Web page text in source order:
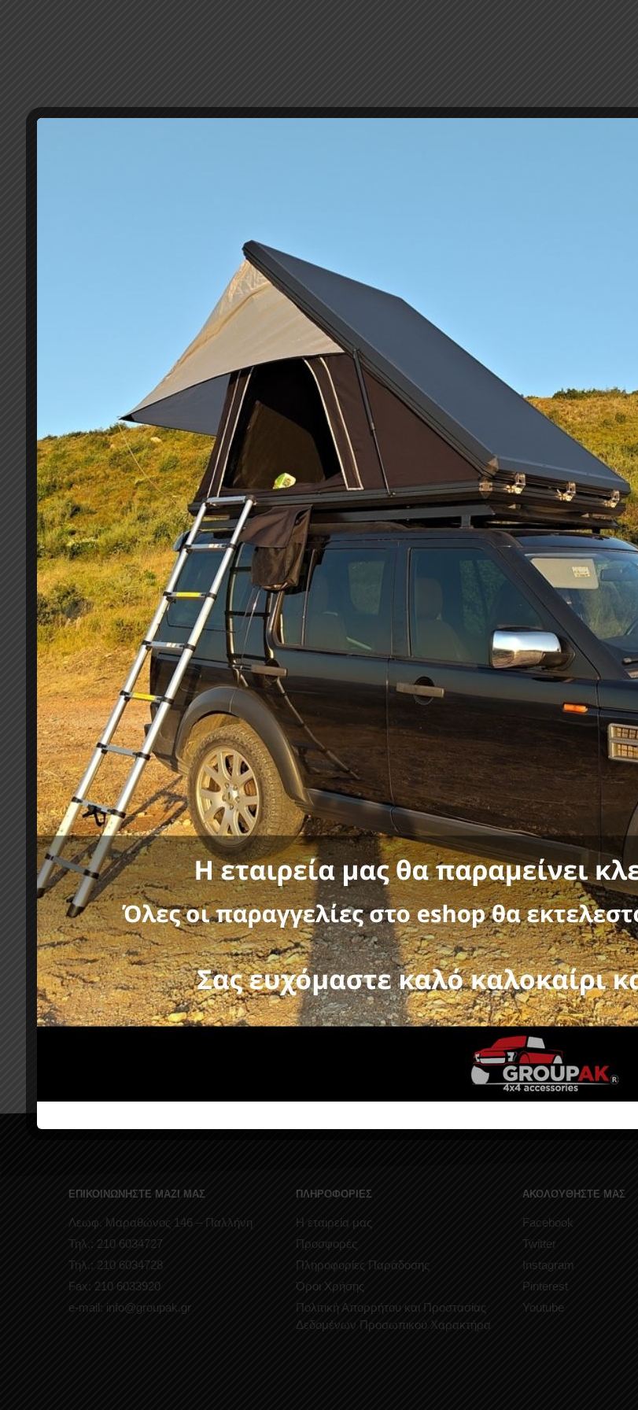
Περιγραφή
Μπάρες καρότσας αλουμινίουσε μάτ μαύροκαι κλειδαριά ασφαλείας
Δυνατότητα φόρτωσης εως 100kg
Γρήγορη τοποθέτηση χωρίς εργαλεία
Συνδυάζονται με τις βαρέως τύπου κουπαστές μας
Πιστοποιητικό ποιότηταςISO USA14001:2015 (No 17E32111R1L)
Πιστοποιητικό ποιότηταςTUV AUSTRIAISO9001:2015 (No 1210046691)
Κατηγορίες: D-MAX 2007-2012 ΜΠΑΡΕΣ-
Σχετικά προϊόντα
-11%
FORMULA ROLL-BAR RB 450
MITSUBISHI L200 TRITON 2015+
725,40€ 644,80€
χωρίς ΦΠΑ :520,00€
-11%
FORMULA ROLL-BAR RB 450
TOYOTA HILUX (VIGO) 2005+&2011+
725,40€ 644,80€
χωρίς ΦΠΑ :520,00€
-11%
FORMULA
NISSAN NAVARA
725,40€ 644,80€
χωρίς ΦΠΑ :520,00€
ΕΠΙΚΟΙΝΩΝΗΣΤΕ ΜΑΖΙ ΜΑΣ
Λεωφ. Μαραθώνος 146 – Παλλήνη
Τηλ.: 210 6034727
Τηλ.: 210 6034728
Fax: 210 6033920
e-mail: info@groupak.gr
ΠΛΗΡΟΦΟΡΙΕΣ
Η εταιρεία μας
Προσφορές
Πληροφορίες Παράδοσης
Όροι Χρήσης
Πολιτική Απορρήτου και Προστασίας
Δεδομένων Προσωπικού Χαρακτήρα
ΑΚΟΛΟΥΘΗΣΤΕ ΜΑΣ
Facebook
Twitter
Instagram
Pinterest
Youtube